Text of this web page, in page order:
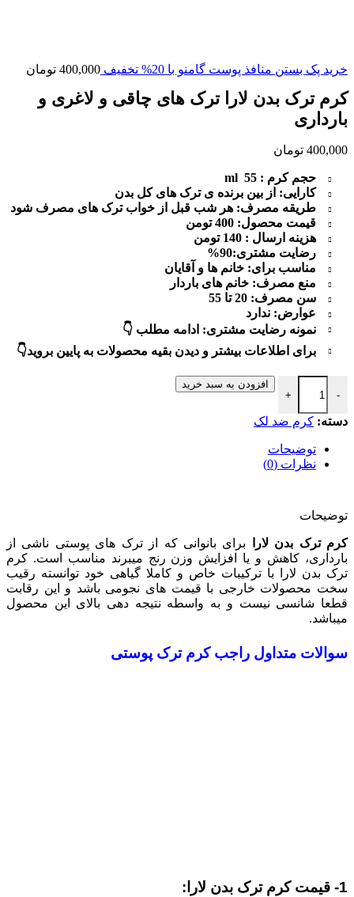
خرید پک بستن منافذ پوست گامنو با 20% تخفیف 400,000 تومان
کرم ترک بدن لارا ترک های چاقی و لاغری و
بارداری
400,000 تومان
حجم کرم : 55 ml
کارایی: از بین برنده ی ترک های کل بدن
طریقه مصرف: هر شب قبل از خواب ترک های مصرف شود
قیمت محصول: 400 تومن
هزینه ارسال : 140 تومن
رضایت مشتری:90%
مناسب برای: خانم ها و آقایان
منع مصرف: خانم های باردار
سن مصرف: 20 تا 55
عوارض: ندارد
نمونه رضایت مشتری: ادامه مطلب 👇
برای اطلاعات بیشتر و دیدن بقیه محصولات به پایین بروید👇
-
کرم ترک بدن لارا ترک های چاقی و لاغری و بارداری عدد
+
افزودن به سبد خرید
دسته: کرم ضد لک
توضیحات
نظرات (0)
توضیحات
کرم ترک بدن لارا برای بانوانی که از ترک های پوستی ناشی از
بارداری، کاهش و یا افزایش وزن رنج میبرند مناسب است. کرم
ترک بدن لارا با ترکیبات خاص و کاملا گیاهی خود توانسته رقیب
سخت محصولات خارجی با قیمت های نجومی باشد و این رقابت
قطعا شانسی نیست و به واسطه نتیجه دهی بالای این محصول
میباشد.
سوالات متداول راجب کرم ترک پوستی
1- قیمت کرم ترک بدن لارا: